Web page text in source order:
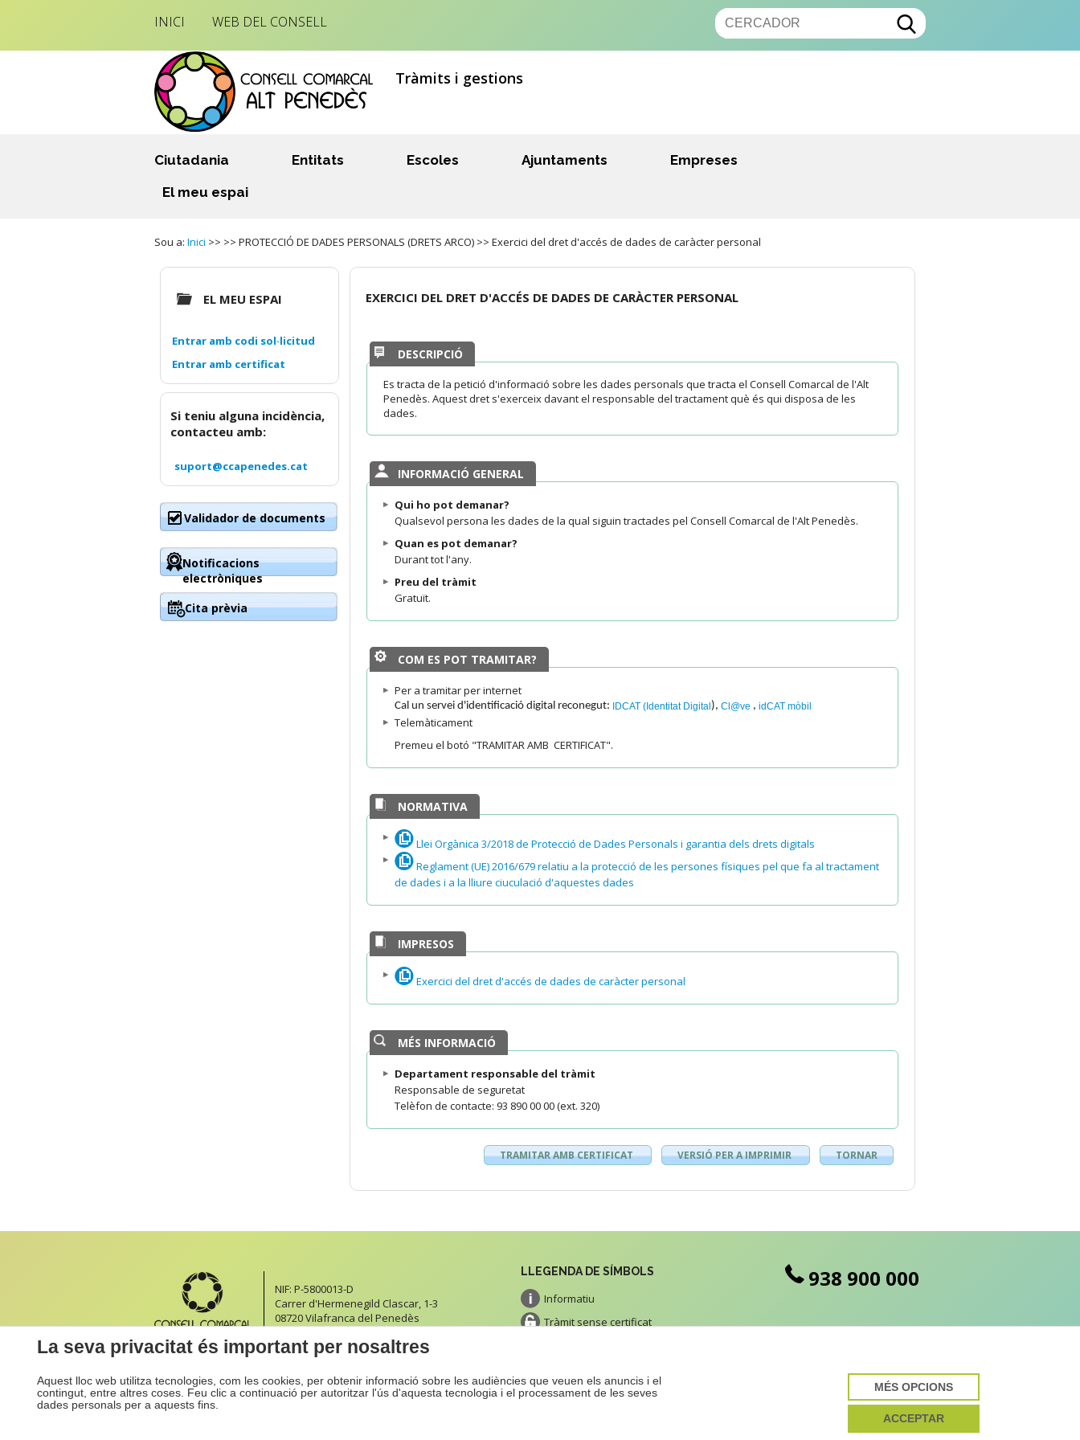
INICI WEB DEL CONSELL
Tràmits i gestions
Ciutadania Entitats Escoles Ajuntaments
Empreses
El meu espai
Sou a: Inici >> >> PROTECCIÓ DE DADES PERSONALS (DRETS ARCO) >> Exercici del dret d'accés de dades de caràcter personal
EXERCICI DEL DRET D'ACCÉS DE DADES DE CARÀCTER PERSONAL
DESCRIPCIÓ
Es tracta de la petició d'informació sobre les dades personals que tracta el Consell Comarcal de l'Alt
Penedès. Aquest dret s'exerceix davant el responsable del tractament què és qui disposa de les
dades.
INFORMACIÓ GENERAL
Qui ho pot demanar?
Qualsevol persona les dades de la qual siguin tractades pel Consell Comarcal de l'Alt Penedès.
Quan es pot demanar?
Durant tot l'any.
Preu del tràmit
Gratuït.
COM ES POT TRAMITAR?
Per a tramitar per internet
Cal un servei d'identificació digital reconegut: IDCAT (Identitat Digital ), Cl@ve , idCAT mòbil
Telemàticament
Premeu el botó "TRAMITAR AMB CERTIFICAT".
NORMATIVA
Llei Orgànica 3/2018 de Protecció de Dades Personals i garantia dels drets digitals
Reglament (UE) 2016/679 relatiu a la protecció de les persones físiques pel que fa al tractament
de dades i a la lliure ciuculació d'aquestes dades
IMPRESOS
Exercici del dret d'accés de dades de caràcter personal
MÉS INFORMACIÓ
Departament responsable del tràmit
Responsable de seguretat
Telèfon de contacte: 93 890 00 00 (ext. 320)
TRAMITAR AMB CERTIFICAT VERSIÓ PER A IMPRIMIR TORNAR
EL MEU ESPAI
Entrar amb codi sol·licitud
Si teniu alguna incidència,
contacteu amb:
suport@ccapenedes.cat
Validador de documents
Notificacions
electròniques
Cita prèvia
NIF: P-5800013-D
Carrer d'Hermenegild Clascar, 1-3
08720 Vilafranca del Penedès
LLEGENDA DE SÍMBOLS
Informatiu
Tràmit sense certificat
Pagament
938 900 000
Inici Accessibilitat
La seva privacitat és important per nosaltres
Aquest lloc web utilitza tecnologies, com les cookies, per obtenir informació sobre les audiències que veuen els anuncis i el
contingut, entre altres coses. Feu clic a continuació per autoritzar l'ús d'aquesta tecnologia i el processament de les seves
dades personals per a aquests fins.
MÉS OPCIONS
ACCEPTAR